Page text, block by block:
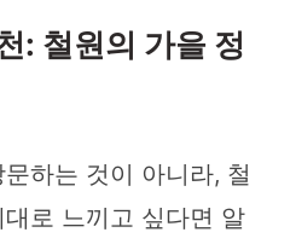
: 철원의 가을 정
하는 것이 아니라, 철
로 느끼고 싶다면 알